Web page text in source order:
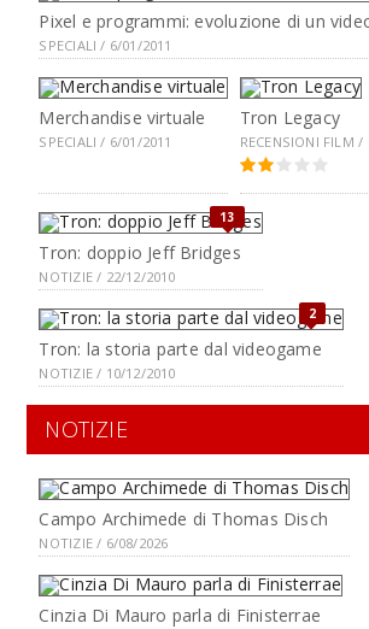
Pixel e programmi: evoluzione di un
SPECIALI / 6/01/2011
Merchandise virtuale
SPECIALI / 6/01/2011
Tron Legacy
RECENSIONI FILM
13
Tron: doppio Jeff Bridges
NOTIZIE / 22/12/2010
2
Tron: la storia parte dal videogame
NOTIZIE / 10/12/2010
NOTIZIE
Campo Archimede di Thomas Disch
NOTIZIE / 6/08/2026
Cinzia Di Mauro parla di Finisterrae